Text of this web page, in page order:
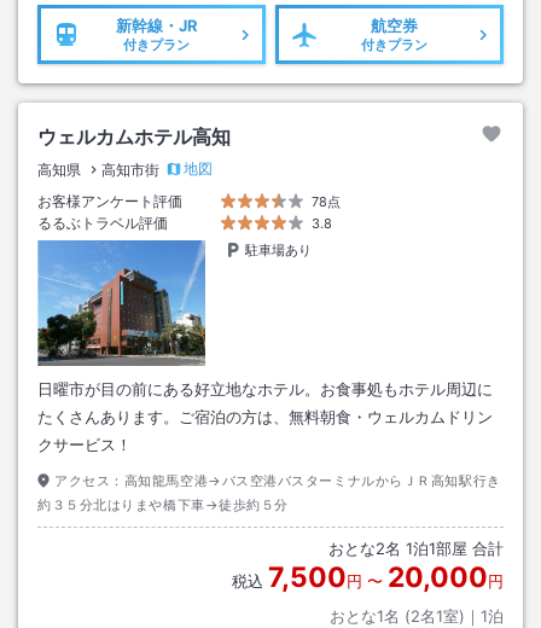
新幹線・JR
付きプラン
航空券
付きプラン
ウェルカムホテル高知
高知県 高知市街
地図
お客様アンケート評価
78点
るるぶトラベル評価
3.8
駐車場あり
日曜市が目の前にある好立地なホテル。お食事処もホテル周辺に
たくさんあります。ご宿泊の方は、無料朝食・ウェルカムドリン
クサービス！
アクセス： 高知龍馬空港→バス空港バスターミナルからＪＲ高知駅行き
約３５分北はりまや橋下車→徒歩約５分
おとな2名 1泊1部屋 合計
税込 7,500円 〜 20,000円
おとな1名 (2名1室)｜ 1泊